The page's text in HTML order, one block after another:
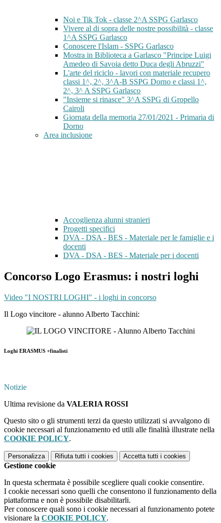
Noi e Tik Tok - classe 2^A SSPG Garlasco
Vivere al di sopra delle nostre possibilità - classe
1^A SSPG Garlasco
Conoscere l'Islam - SSPG Garlasco
Mostra in Biblioteca a Garlasco "Principe Luigi
Amedeo di Savoia detto Duca degli Abruzzi"
L'arte del riciclo - lavori con materiale recupero
classi 1^, 2^, 3^A-B SSPG Dorno e classi 1^,
2^, 3^ A SSPG Garlasco
"Insieme si rinasce" 3^A SSPG di Gropello
Cairoli
Giornata della memoria 27/01/2021 - Primaria di
Dorno
Area inclusione
Accoglienza alunni stranieri
Progetti specifici
DVA - DSA - BES - Materiale per le famiglie e i
docenti
DVA - DSA - BES - Materiale per i docenti
Concorso Logo Erasmus: i nostri loghi
Video "I NOSTRI LOGHI" - i loghi in concorso
Il Logo vincitore - alunno Alberto Tacchini:
Loghi ERASMUS +finalisti
Notizie
Ultima revisione da VALERIA ROSSI
Questo sito o gli strumenti terzi da questo utilizzati si avvalgono di
cookie necessari al funzionamento ed utili alle finalità illustrate nella
COOKIE POLICY.
Personalizza Rifiuta tutti i cookies Accetta tutti i cookies
Gestione cookie
In questa schermata è possibile scegliere quali cookie consentire.
I cookie necessari sono quelli che consentono il funzionamento della
piattaforma e non è possibile disabilitarli.
Per conoscere quali sono i cookie necessari al funzionamento potete
visionare la COOKIE POLICY.